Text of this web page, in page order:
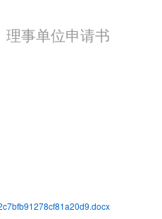
理事单位申请书